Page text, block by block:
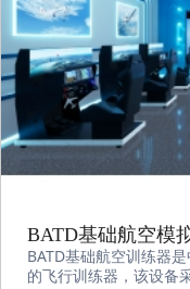
BATD基础航空模
BATD基础航空训练器
的飞行训练器，该设备